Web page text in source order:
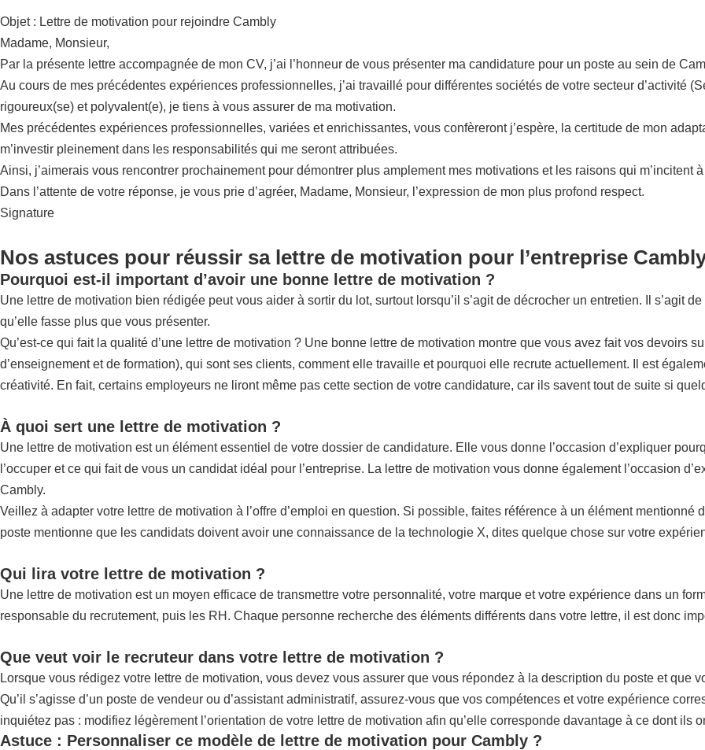
Objet : Lettre de motivation pour rejoindre Cambly
Madame, Monsieur,
Par la présente lettre accompagnée de mon CV, j’ai l’honneur de vous présenter ma candidature pour un poste au sein de
Au cours de mes précédentes expériences professionnelles, j’ai travaillé pour différentes sociétés de votre secteur d’activité
rigoureux(se) et polyvalent(e), je tiens à vous assurer de ma motivation.
Mes précédentes expériences professionnelles, variées et enrichissantes, vous confèreront j’espère, la certitude de mon
m’investir pleinement dans les responsabilités qui me seront attribuées.
Ainsi, j’aimerais vous rencontrer prochainement pour démontrer plus amplement mes motivations et les raisons qui m’incitent
Dans l’attente de votre réponse, je vous prie d’agréer, Madame, Monsieur, l’expression de mon plus profond respect.
Signature
Nos astuces pour réussir sa lettre de motivation pour l’entreprise
Pourquoi est-il important d’avoir une bonne lettre de motivation ?
Une lettre de motivation bien rédigée peut vous aider à sortir du lot, surtout lorsqu’il s’agit de décrocher un entretien. Il s’agit
qu’elle fasse plus que vous présenter.
Qu’est-ce qui fait la qualité d’une lettre de motivation ? Une bonne lettre de motivation montre que vous avez fait vos devoirs
d’enseignement et de formation), qui sont ses clients, comment elle travaille et pourquoi elle recrute actuellement. Il est
créativité. En fait, certains employeurs ne liront même pas cette section de votre candidature, car ils savent tout de suite si
À quoi sert une lettre de motivation ?
Une lettre de motivation est un élément essentiel de votre dossier de candidature. Elle vous donne l’occasion d’expliquer
l’occuper et ce qui fait de vous un candidat idéal pour l’entreprise. La lettre de motivation vous donne également l’occasion
Cambly.
Veillez à adapter votre lettre de motivation à l’offre d’emploi en question. Si possible, faites référence à un élément
poste mentionne que les candidats doivent avoir une connaissance de la technologie X, dites quelque chose sur votre
Qui lira votre lettre de motivation ?
Une lettre de motivation est un moyen efficace de transmettre votre personnalité, votre marque et votre expérience dans un
responsable du recrutement, puis les RH. Chaque personne recherche des éléments différents dans votre lettre, il est donc
Que veut voir le recruteur dans votre lettre de motivation ?
Lorsque vous rédigez votre lettre de motivation, vous devez vous assurer que vous répondez à la description du poste et que
Qu’il s’agisse d’un poste de vendeur ou d’assistant administratif, assurez-vous que vos compétences et votre expérience
inquiétez pas : modifiez légèrement l’orientation de votre lettre de motivation afin qu’elle corresponde davantage à ce dont ils
Astuce : Personnaliser ce modèle de lettre de motivation pour Cambly ?